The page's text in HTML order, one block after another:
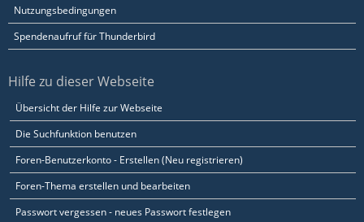
Nutzungsbedingungen
Spendenaufruf für Thunderbird
Hilfe zu dieser Webseite
Übersicht der Hilfe zur Webseite
Die Suchfunktion benutzen
Foren-Benutzerkonto - Erstellen (Neu registrieren)
Foren-Thema erstellen und bearbeiten
Passwort vergessen - neues Passwort festlegen